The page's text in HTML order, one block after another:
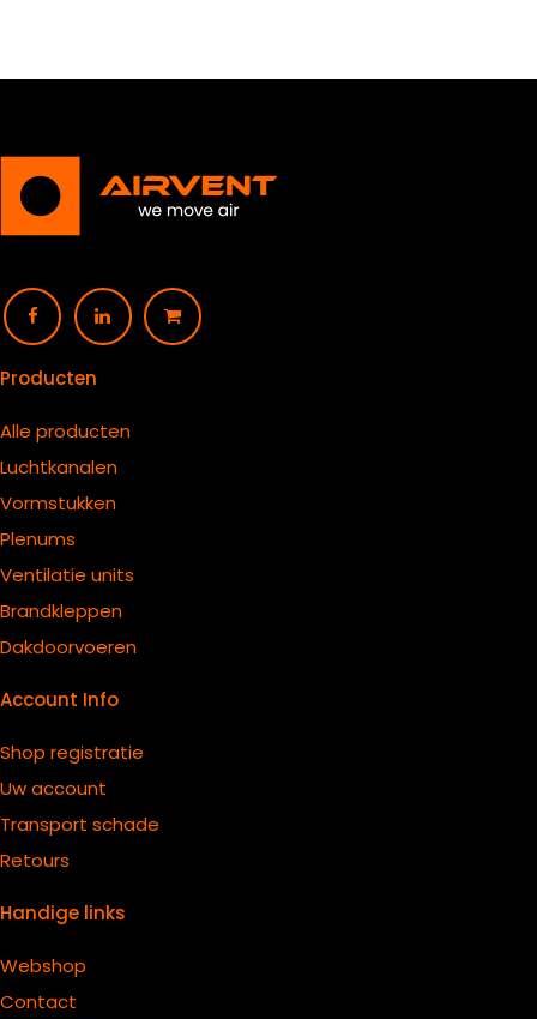
Producten
Alle producten
Luchtkanalen
Vormstukken
Plenums
Ventilatie units
Brandkleppen
Dakdoorvoeren
Account Info
Shop registratie
Uw account
Transport schade
Retours
Handige links
Webshop
Contact